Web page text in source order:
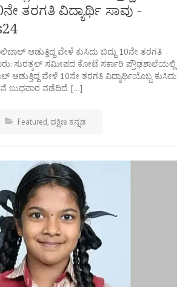
ತರಗತಿ ವಿದ್ಯಾರ್ಥಿ ಸಾವು -
ಆಡುತ್ತಿದ್ದ ವೇಳೆ ಕುಸಿದು ಬಿದ್ದು 10ನೇ ತರಗತಿ
ಸುರತ್ಕಲ್ ಸಮೀಪದ ಕೋಟೆ ಸರ್ಕಾರಿ ಪ್ರೌಢಶಾಲೆಯಲ್ಲಿ
ಆಡುತ್ತಿದ್ದ ವೇಳೆ 10ನೇ ತರಗತಿ ವಿದ್ಯಾರ್ಥಿಯೊಬ್ಬ ಕುಸಿದು
ಬುಧವಾರ ನಡೆದಿದೆ. […]
Featured,ದಕ್ಷಿಣ ಕನ್ನಡ